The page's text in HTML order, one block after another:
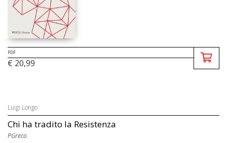
PDF
€ 20,99
Luigi Longo
Chi ha tradito la Resistenza
PGreco